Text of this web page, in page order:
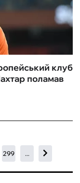
клуб
поламав
299 ...